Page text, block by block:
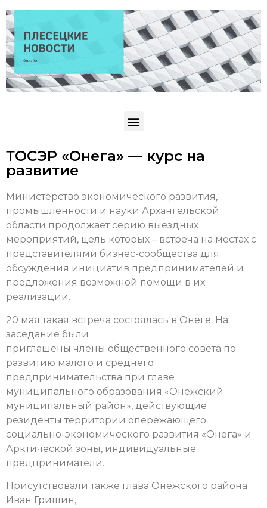
ТОСЭР «Онега» — курс на
развитие
Министерство экономического развития,
промышленности и науки Архангельской
области продолжает серию выездных
мероприятий, цель которых – встреча на местах с
представителями бизнес-сообщества для
обсуждения инициатив предпринимателей и
предложения возможной помощи в их
реализации.
20 мая такая встреча состоялась в Онеге. На
заседание были
приглашены члены общественного совета по
развитию малого и среднего
предпринимательства при главе
муниципального образования «Онежский
муниципальный район», действующие
резиденты территории опережающего
социально-экономического развития «Онега» и
Арктической зоны, индивидуальные
предприниматели.
Присутствовали также глава Онежского района
Иван Гришин,